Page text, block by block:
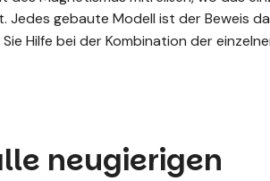
Jedes gebaute Modell ist der Beweis
Hilfe bei der Kombination der
neugierigen